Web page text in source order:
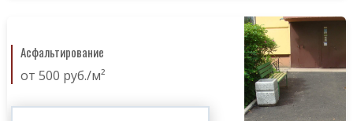
Асфальтирование
от 500 руб./м²